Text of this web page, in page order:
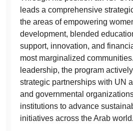
leads a comprehensive
the areas of empowering
development, blended
support, innovation, and
most marginalized
leadership, the program
strategic partnerships with UN
and governmental
institutions to advance
initiatives across the Arab world.